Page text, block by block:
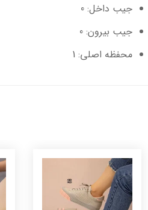
جیب داخل: 0
جیب بیرون: 0
محفظه اصلی: 1